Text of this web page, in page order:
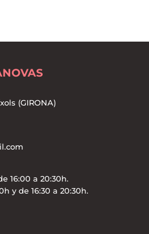
(GIRONA)
16:00 a 20:30h.
y de 16:30 a 20:30h.